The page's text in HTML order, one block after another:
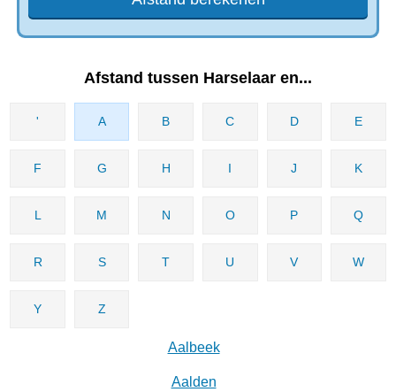
Afstand tussen Harselaar en...
' A B C D E
F G H I J K
L M N O P Q
R S T U V W
Y Z
Aalbeek
Aalden